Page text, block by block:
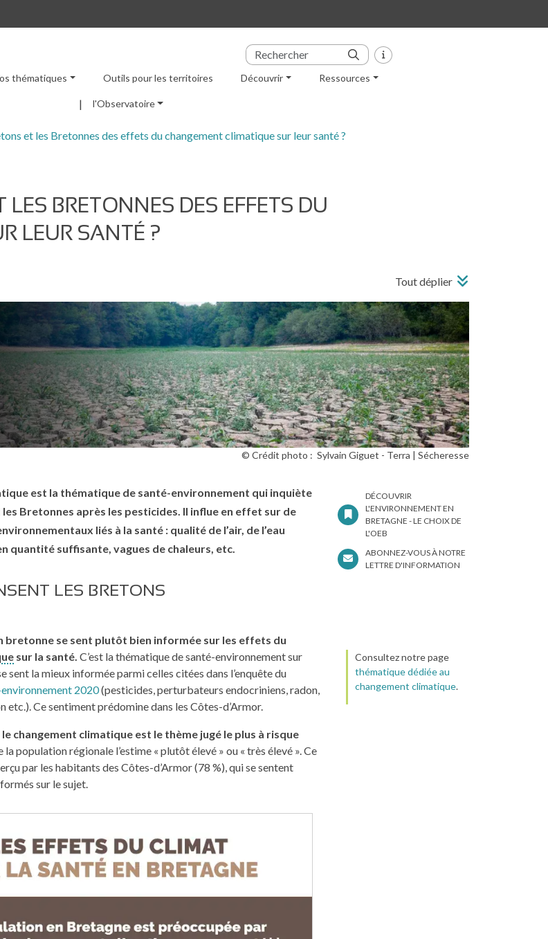
Menu principal
thématiques Outils pour les territoires Découvrir Ressources
l'Observatoire
et les Bretonnes des effets du changement climatique sur leur santé ?
BRETONNES DES EFFETS DU
LEUR SANTÉ ?
Tout déplier
© Crédit photo : Sylvain Giguet - Terra Sécheresse
est la thématique de santé-environnement qui inquiète
Bretonnes après les pesticides. Il influe en effet sur de
liés à la santé : qualité de l’air, de l’eau
quantité suffisante, vagues de chaleurs, etc.
LES BRETONS
bretonne se sent plutôt bien informée sur les effets du
sur la santé. C’est la thématique de santé-environnement sur
sent la mieux informée parmi celles citées dans l’enquête du
2020(pesticides, perturbateurs endocriniens, radon,
etc.). Ce sentiment prédomine dans les Côtes-d’Armor.
le changement climatique est le thème jugé le plus à risque
la population régionale l’estime « plutôt élevé » ou « très élevé ». Ce
par les habitants des Côtes-d’Armor (78 %), qui se sentent
sur le sujet.
Consultez notre page
thématique dédiée au
changement climatique.
DÉCOUVRIR
L'ENVIRONNEMENT EN
BRETAGNE - LE CHOIX DE
L'OEB
ABONNEZ-VOUS À NOTRE
LETTRE D'INFORMATION